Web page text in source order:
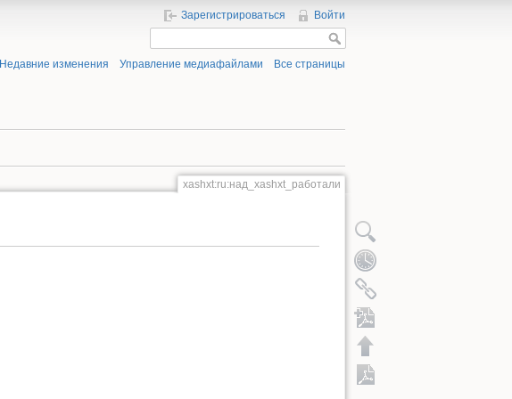
Зарегистрироваться Войти
Недавние изменения Управление медиафайлами Все страницы
xashxt:ru:над_xashxt_работали